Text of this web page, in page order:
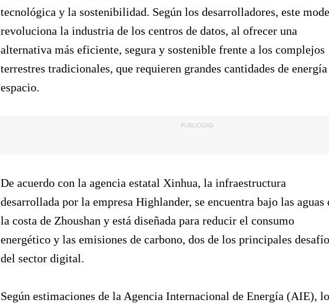
tecnológica y la sostenibilidad. Según los desarrolladores, este
revoluciona la industria de los centros de datos, al ofrecer una
alternativa más eficiente, segura y sostenible frente a los complejos
terrestres tradicionales, que requieren grandes cantidades de
espacio.
PUBLICIDAD
De acuerdo con la agencia estatal Xinhua, la infraestructura
desarrollada por la empresa Highlander, se encuentra bajo las aguas
la costa de Zhoushan y está diseñada para reducir el consumo
energético y las emisiones de carbono, dos de los principales
del sector digital.
Según estimaciones de la Agencia Internacional de Energía (AIE),